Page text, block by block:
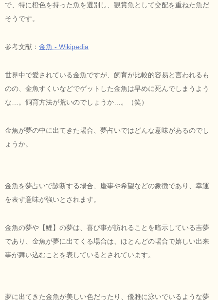
で、特に橙色を持った魚を選別し、観賞魚として交配を重ねた魚だ
そうです。
参考文献： 金魚 - Wikipedia
世界中で愛されている金魚ですが、飼育が比較的容易と言われるも
のの、金魚すくいなどでゲットした金魚は早めに死んでしまうよう
な…。飼育方法が荒いのでしょうか…。（笑）
金魚が夢の中に出てきた場合、夢占いではどんな意味があるのでし
ょうか。
金魚を夢占いで診断する場合、慶事や希望などの象徴であり、幸運
を表す意味が強いとされます。
金魚の夢や【鯉】の夢は、喜び事が訪れることを暗示している吉夢
であり、金魚が夢に出てくる場合は、ほとんどの場合で嬉しい出来
事が舞い込むことを表しているとされています。
夢に出てきた金魚が美しい色だったり、優雅に泳いでいるような夢